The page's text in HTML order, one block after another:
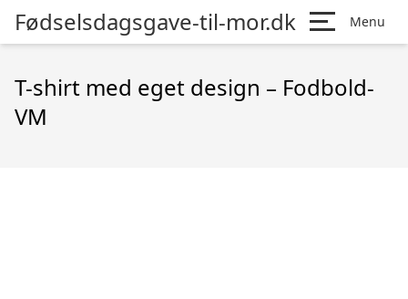
Fødselsdagsgave-til-mor.dk Menu
T-shirt med eget design – Fodbold-
VM